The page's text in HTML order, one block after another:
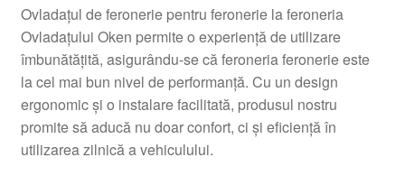
Plângere
Plățile
Politică de confidențialitate
Ovladațul de feronerie pentru feronerie la feroneria
Ovladațului Oken permite o experiență de utilizare
îmbunătățită, asigurându-se că feroneria feronerie este
la cel mai bun nivel de performanță. Cu un design
ergonomic și o instalare facilitată, produsul nostru
promite să aducă nu doar confort, ci și eficiență în
utilizarea zilnică a vehiculului.